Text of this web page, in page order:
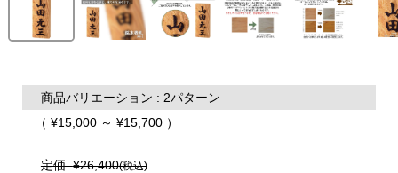
商品バリエーション : 2パターン
（ ¥15,000 ～ ¥15,700 ）
定価¥26,400(税込)